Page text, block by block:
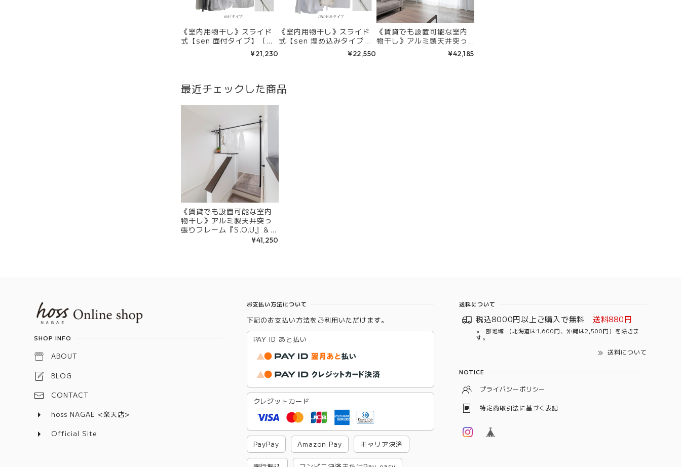
《室内用物干し》スライド
式【sen 面付タイプ】（サ
イズ：4種類／カラー：ホワ
¥21,230
《室内用物干し》スライド
式【sen 埋め込みタイプ】
（サイズ：4種類／カラー：
ホワイト、ブラック）¥22,550
《賃貸でも設置可能な室内
物干し》アルミ製天井突っ
張りフレーム『S.O.U』＆壁
面付け室内物干し金物『fu
¥42,185
最近チェックした商品
《賃貸でも設置可能な室内
物干し》アルミ製天井突っ
張りフレーム『S.O.U』＆収
納式物干し金物『NKE-35』
¥41,250
Information
SHOP INFO
ABOUT
BLOG
CONTACT
hoss NAGAE <楽天店>
Official Site
お支払い方法について
下記のお支払い方法をご利用いただけます。
PAY ID あと払い
クレジットカード
PayPay Amazon Pay キャリア決済
送料について
税込8000円以上ご購入で無料 送料880円
※一部地域 （北海道は1,600円、沖縄は2,500円）を除きま
す。
送料について
NOTICE
プライバシーポリシー
特定商取引法に基づく表記